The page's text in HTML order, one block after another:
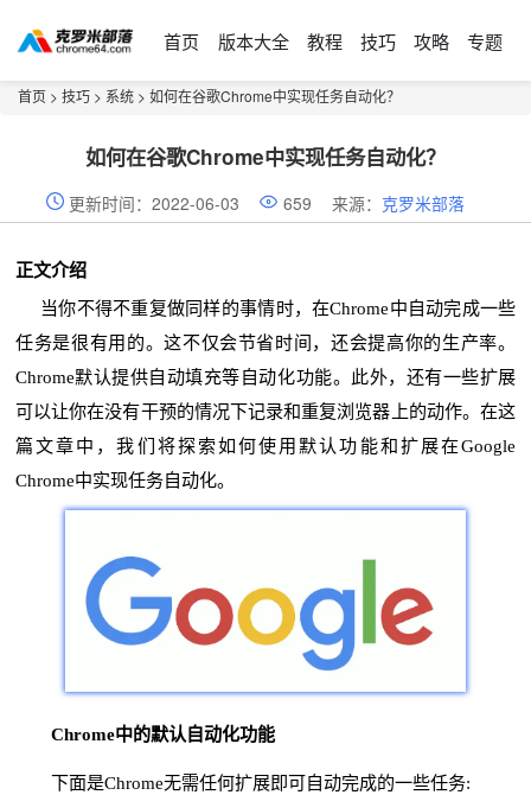
首页 版本大全 教程 技巧 攻略 专题
首页 > 技巧 > 系统 > 如何在谷歌Chrome中实现任务自动化？
如何在谷歌Chrome中实现任务自动化？
更新时间：2022-06-03 659 来源： 克罗米部落
正文介绍
当你不得不重复做同样的事情时，在Chrome中自动完成一些
任务是很有用的。这不仅会节省时间，还会提高你的生产率。
Chrome默认提供自动填充等自动化功能。此外，还有一些扩展
可以让你在没有干预的情况下记录和重复浏览器上的动作。在这
篇文章中，我们将探索如何使用默认功能和扩展在Google
Chrome中实现任务自动化。
Chrome中的默认自动化功能
下面是Chrome无需任何扩展即可自动完成的一些任务: